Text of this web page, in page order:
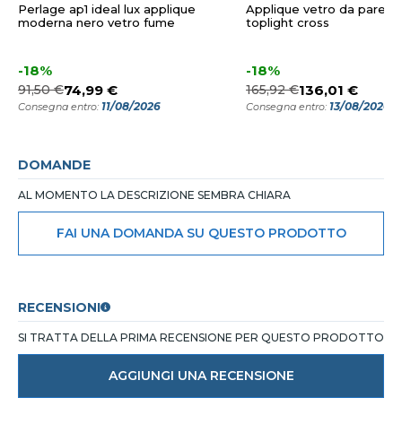
Perlage ap1 ideal lux applique
moderna nero vetro fume
-18%
91,50 €74,99 €
Consegna entro: 11/08/2026
Applique vetro da parete
toplight cross
-18%
165,92 €136,01 €
Consegna entro: 13/08/2026
DOMANDE
AL MOMENTO LA DESCRIZIONE SEMBRA CHIARA
FAI UNA DOMANDA SU QUESTO PRODOTTO
RECENSIONI
SI TRATTA DELLA PRIMA RECENSIONE PER QUESTO PRODOTTO
AGGIUNGI UNA RECENSIONE